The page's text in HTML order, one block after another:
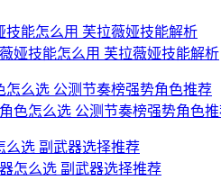
娅技能怎么用 芙拉薇娅技能解析
色怎么选 公测节奏榜强势角色
怎么选 副武器选择推荐